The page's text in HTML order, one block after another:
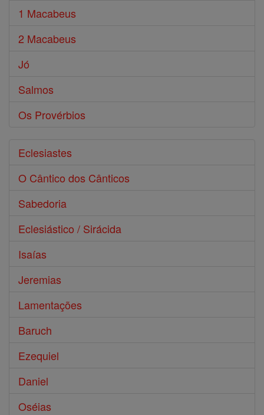
1 Macabeus
2 Macabeus
Jó
Salmos
Os Provérbios
Eclesiastes
O Cântico dos Cânticos
Sabedoria
Eclesiástico / Sirácida
Isaías
Jeremias
Lamentações
Baruch
Ezequiel
Daniel
Oséias